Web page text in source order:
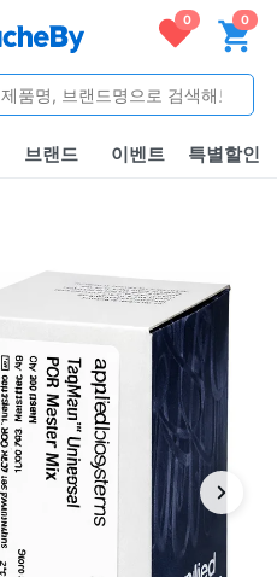
0 0
브랜드 이벤트 특별할인